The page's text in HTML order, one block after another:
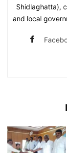
Shidlaghatta),
and local